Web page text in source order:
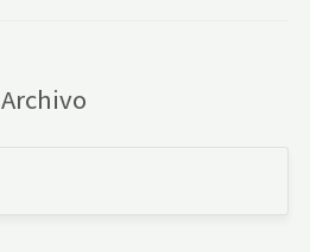
Archivo